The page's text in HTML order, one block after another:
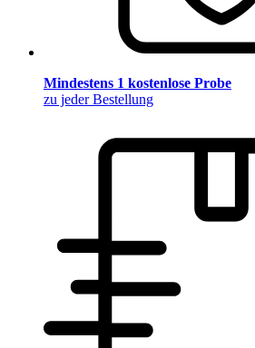
Mindestens 1 kostenlose Probe
zu jeder Bestellung